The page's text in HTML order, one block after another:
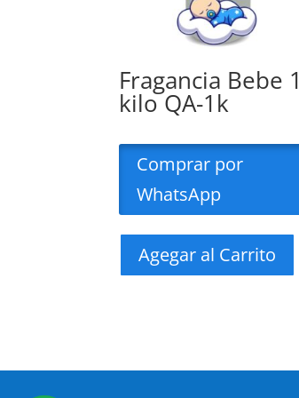
Fragancia Bebe 1
kilo QA-1k
Comprar por
WhatsApp
Agegar al Carrito